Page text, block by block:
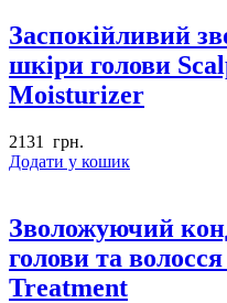
Заспокійливий
шкіри голови
Moisturizer
2131
грн.
Додати у кошик
Зволожуючий
голови та
Treatment